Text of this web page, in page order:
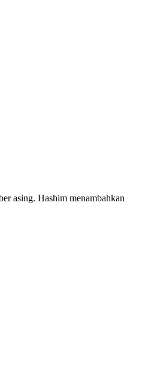
asing. Hashim menambahkan